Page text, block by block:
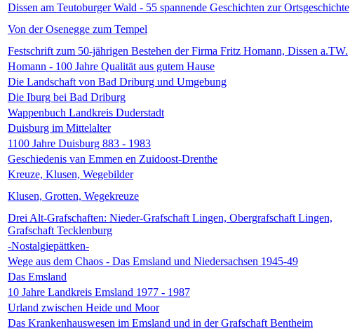
Dissen am Teutoburger Wald - 55 spannende Geschichten zur Ortsgeschichte
Von der Osenegge zum Tempel
Festschrift zum 50-jährigen Bestehen der Firma Fritz Homann, Dissen a.TW.
Homann - 100 Jahre Qualität aus gutem Hause
Die Landschaft von Bad Driburg und Umgebung
Die Iburg bei Bad Driburg
Wappenbuch Landkreis Duderstadt
Duisburg im Mittelalter
1100 Jahre Duisburg 883 - 1983
Geschiedenis van Emmen en Zuidoost-Drenthe
Kreuze, Klusen, Wegebilder
Klusen, Grotten, Wegekreuze
Drei Alt-Grafschaften: Nieder-Grafschaft Lingen, Obergrafschaft Lingen,
Grafschaft Tecklenburg
-Nostalgiepättken-
Wege aus dem Chaos - Das Emsland und Niedersachsen 1945-49
Das Emsland
10 Jahre Landkreis Emsland 1977 - 1987
Urland zwischen Heide und Moor
Das Krankenhauswesen im Emsland und in der Grafschaft Bentheim